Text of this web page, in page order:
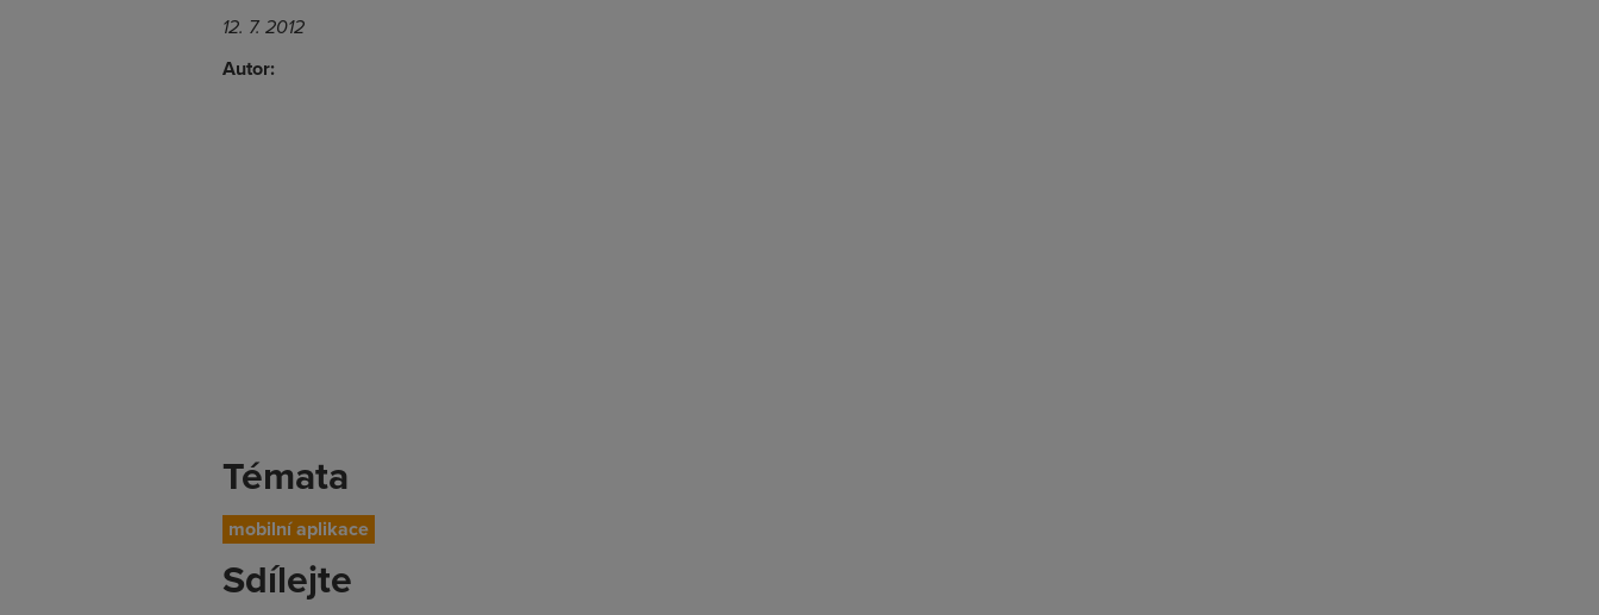
12. 7. 2012
Autor:
Témata
mobilní aplikace
Sdílejte